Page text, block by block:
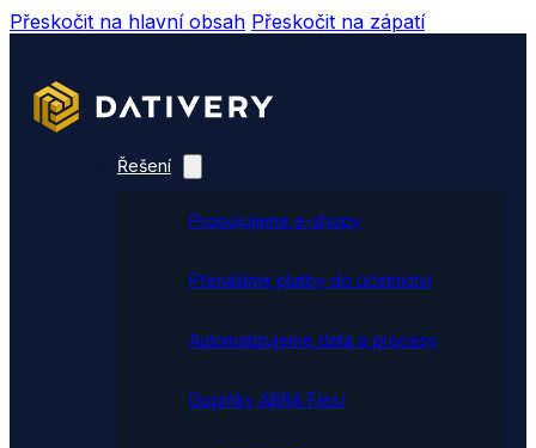
Přeskočit na hlavní obsah Přeskočit na zápatí
Řešení
Propojujeme e-shopy
Přenášíme platby do účetnictví
Automatizujeme data a procesy
Doplňky ABRA Flexi